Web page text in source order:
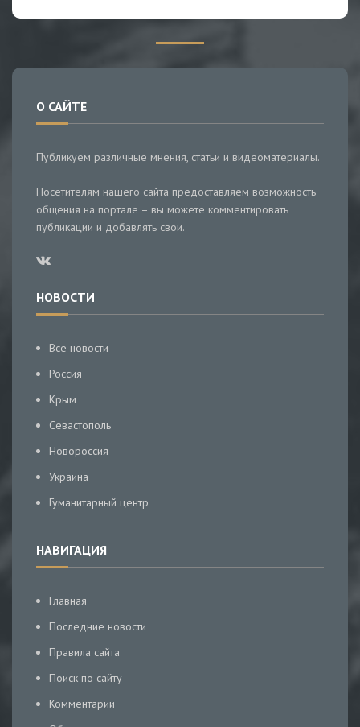
О САЙТЕ
Публикуем различные мнения, статьи и видеоматериалы.
Посетителям нашего сайта предоставляем возможность
общения на портале – вы можете комментировать
публикации и добавлять свои.
НОВОСТИ
Все новости
Россия
Крым
Севастополь
Новороссия
Украина
Гуманитарный центр
НАВИГАЦИЯ
Главная
Последние новости
Правила сайта
Поиск по сайту
Комментарии